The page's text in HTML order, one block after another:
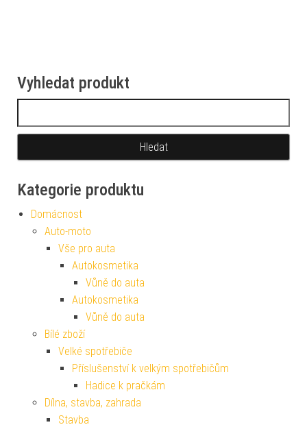
Vyhledat produkt
Kategorie produktu
Domácnost
Auto-moto
Vše pro auta
Autokosmetika
Vůně do auta
Autokosmetika
Vůně do auta
Bílé zboží
Velké spotřebiče
Příslušenství k velkým spotřebičům
Hadice k pračkám
Dílna, stavba, zahrada
Stavba